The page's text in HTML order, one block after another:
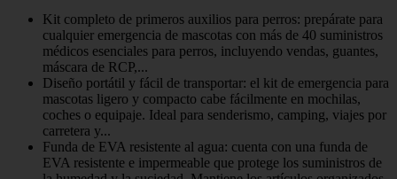
Kit completo de primeros auxilios para perros: prepárate para
cualquier emergencia de mascotas con más de 40 suministros
médicos esenciales para perros, incluyendo vendas, guantes,
máscara de RCP,...
Diseño portátil y fácil de transportar: el kit de emergencia para
mascotas ligero y compacto cabe fácilmente en mochilas,
coches o equipaje. Ideal para senderismo, camping, viajes por
carretera y...
Funda de EVA resistente al agua: cuenta con una funda de
EVA resistente e impermeable que protege los suministros de